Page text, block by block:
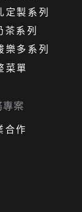
專案
合作
樂多系列
茶系列
定製系列
菜單